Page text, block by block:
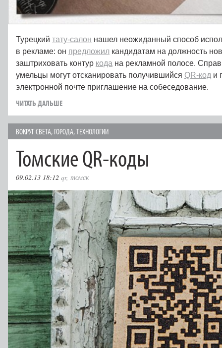
Турецкий тату-салон нашел неожиданный способ
в рекламе: он предложил кандидатам на должность
заштриховать контур кода на рекламной полосе.
умельцы могут отсканировать получившийся QR-код и
электронной почте приглашение на собеседование.
ЧИТАТЬ ДАЛЬШЕ
ВОКРУГ СВЕТА, ГОРОДА,ТЕХНОЛОГИИ
Томские QR-коды
09.02.13 18:12 qr, томск